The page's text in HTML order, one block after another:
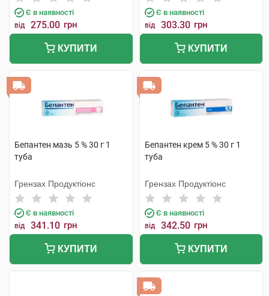
Є в наявності
від 275.00 грн
КУПИТИ
Є в наявності
від 303.30 грн
КУПИТИ
Бепантен мазь 5 % 30 г 1
туба
Грензах Продуктіонс
Є в наявності
від 341.10 грн
КУПИТИ
Бепантен крем 5 % 30 г 1
туба
Грензах Продуктіонс
Є в наявності
від 342.50 грн
КУПИТИ